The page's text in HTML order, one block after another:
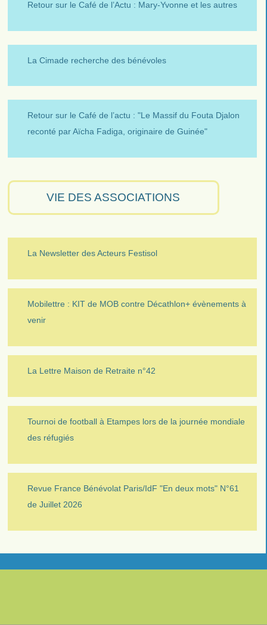
Retour sur le Café de l’Actu : Mary-Yvonne et les autres
La Cimade recherche des bénévoles
Retour sur le Café de l’actu : "Le Massif du Fouta Djalon
reconté par Aïcha Fadiga, originaire de Guinée"
VIE DES ASSOCIATIONS
La Newsletter des Acteurs Festisol
Mobilettre : KIT de MOB contre Décathlon+ évènements à
venir
La Lettre Maison de Retraite n°42
Tournoi de football à Etampes lors de la journée mondiale
des réfugiés
Revue France Bénévolat Paris/IdF "En deux mots" N°61
de Juillet 2026